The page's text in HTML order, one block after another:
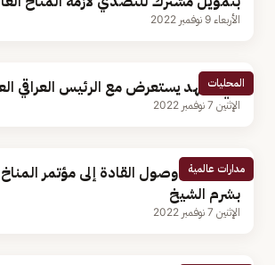
الأربعاء 9 نوفمبر 2022
المحليات
ولي العهد يستعرض مع الرئيس العراقي
الإثنين 7 نوفمبر 2022
مدارات عالمية
بشرم الشيخ
الإثنين 7 نوفمبر 2022